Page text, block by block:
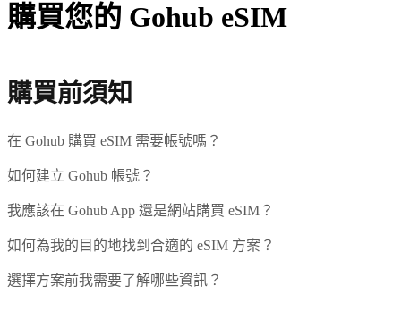
購買您的 Gohub eSIM
購買前須知
在 Gohub 購買 eSIM 需要帳號嗎？
如何建立 Gohub 帳號？
我應該在 Gohub App 還是網站購買 eSIM？
如何為我的目的地找到合適的 eSIM 方案？
選擇方案前我需要了解哪些資訊？